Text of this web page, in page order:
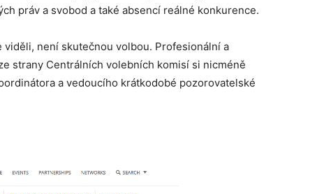
práv a svobod a také absencí reálné konkurence.
viděli, není skutečnou volbou. Profesionální a
strany Centrálních volebních komisí si nicméně
a vedoucího krátkodobé pozorovatelské